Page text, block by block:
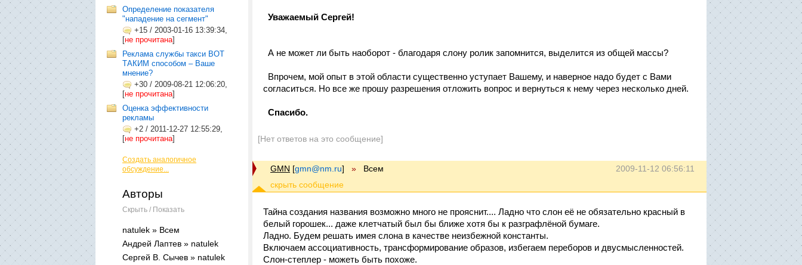
Определение показателя
"нападение на сегмент"
+15 / 2003-01-16 13:39:34,
[не прочитана]
Реклама службы такси ВОТ
ТАКИМ способом – Ваше
мнение?
+30 / 2009-08-21 12:06:20,
[не прочитана]
Оценка эффективности
рекламы
+2 / 2011-12-27 12:55:29,
[не прочитана]
Создать аналогичное
обсуждение...
Авторы
Скрыть / Показать
natulek » Всем
Андрей Лаптев » natulek
Сергей В. Сычев » natulek
Уважаемый Сергей!
А не может ли быть наоборот - благодаря слону ролик запомнится, выделится из общей массы?
Впрочем, мой опыт в этой области существенно уступает Вашему, и наверное надо будет с Вами
согласиться. Но все же прошу разрешения отложить вопрос и вернуться к нему через несколько дней.
Спасибо.
[Нет ответов на это сообщение]
2009-11-12 06:56:11
GMN [gmn@nm.ru] » Всем
Тайна создания названия возможно много не прояснит.... Ладно что слон её не обязательно красный в
белый горошек... даже клетчатый был бы ближе хотя бы к разграфлёной бумаге.
Ладно. Будем решать имея слона в качестве неизбежной константы.
Включаем ассоциативность, трансформирование образов, избегаем переборов и двусмысленностей.
Слон-степлер - можеть быть похоже.